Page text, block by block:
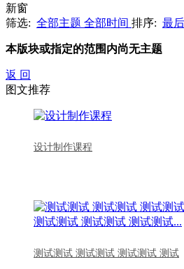
新窗
筛选: 全部主题 全部时间 排序: 最
本版块或指定的范围内尚无主题
返 回
图文推荐
设计制作课程
测试测试 测试测试 测试测试 测试